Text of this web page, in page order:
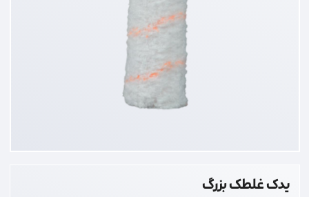
یدک غلطک بزرگ